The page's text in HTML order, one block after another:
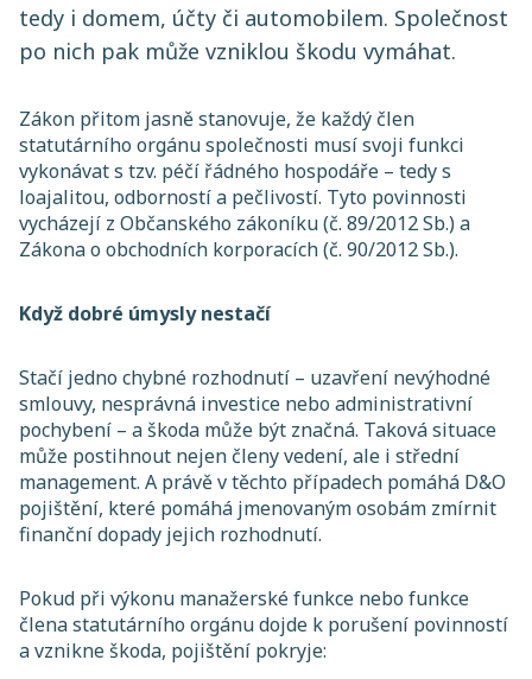
tedy i domem, účty či automobilem. Společnost
po nich pak může vzniklou škodu vymáhat.
Zákon přitom jasně stanovuje, že každý člen
statutárního orgánu společnosti musí svoji funkci
vykonávat s tzv. péčí řádného hospodáře – tedy s
loajalitou, odborností a pečlivostí. Tyto povinnosti
vycházejí z Občanského zákoníku (č. 89/2012 Sb.) a
Zákona o obchodních korporacích (č. 90/2012 Sb.).
Když dobré úmysly nestačí
Stačí jedno chybné rozhodnutí – uzavření nevýhodné
smlouvy, nesprávná investice nebo administrativní
pochybení – a škoda může být značná. Taková situace
může postihnout nejen členy vedení, ale i střední
management. A právě v těchto případech pomáhá D&O
pojištění, které pomáhá jmenovaným osobám zmírnit
finanční dopady jejich rozhodnutí.
Pokud při výkonu manažerské funkce nebo funkce
člena statutárního orgánu dojde k porušení povinností
a vznikne škoda, pojištění pokryje: